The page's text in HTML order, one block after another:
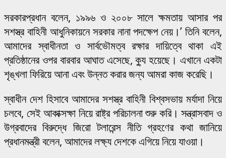
সরকারপ্রধান বলেন, ১৯৯৬ ও ২০০৮ সালে ক্ষমতায় আসার পর
সশস্ত্র বাহিনী আধুনিকায়নে সরকার নানা পদক্ষেপ নেয়।’ তিনি বলেন,
আমাদের স্বাধীনতা ও সার্বভৌমত্ব রক্ষার দায়িত্বে থাকা এই
প্রতিষ্ঠানের ওপর বারবার আঘাত এসেছে, ক্যু হয়েছে। এখানে একটা
শৃঙ্খলা ফিরিয়ে আনা এবং উন্নত করার জন্য আমরা কাজ করেছি।
স্বাধীন দেশ হিসাবে আমাদের সশস্ত্র বাহিনী বিশ্বসভায় মর্যাদা নিয়ে
চলবে, সেই আকাক্সক্ষা নিয়ে রাষ্ট্র পরিচালনা শুরু করি। সন্ত্রাসবাদ ও
উগ্রবাদের বিরুদ্ধে জিরো টলারেন্স নীতি গ্রহণের কথা জানিয়ে
প্রধানমন্ত্রী বলেন, আমাদের লক্ষ্য দেশকে এগিয়ে নিয়ে যাওয়া।